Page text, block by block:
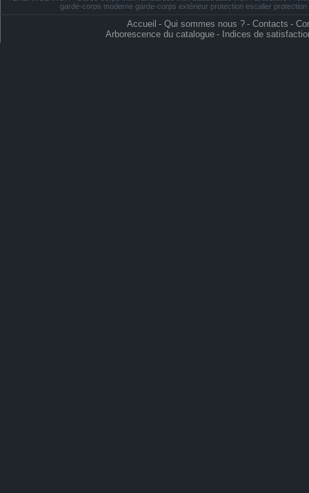
garde-corps moderne garde-corps extérieur protection escalier
Accueil - Qui sommes nous ? - Contacts -
Arborescence du catalogue - Indices de